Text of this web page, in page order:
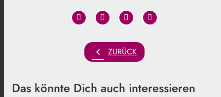
chevron_left ZURÜCK
Das könnte Dich auch interessieren